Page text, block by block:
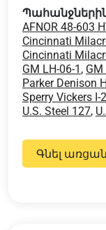
AFNOR 48-603
Cincinnati
Cincinnati
GM LH-06-1 , GM
Parker Denison
Sperry Vickers I-
U.S. Steel 127,
Գնել